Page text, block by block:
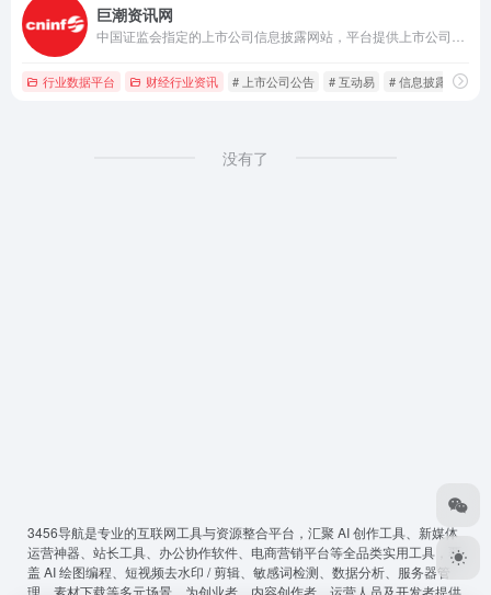
巨潮资讯网
行业数据平台 财经行业资讯 # 上市公司公告 # 互动易 # 信息披露
没有了
3456导航是专业的互联网工具与资源整合平台，汇聚 AI 创作工具、新媒体
运营神器、站长工具、办公协作软件、电商营销平台等全品类实用工具，覆
盖 AI 绘图编程、短视频去水印 / 剪辑、敏感词检测、数据分析、服务器管
理、素材下载等多元场景，为创业者、内容创作者、运营人员及开发者提供